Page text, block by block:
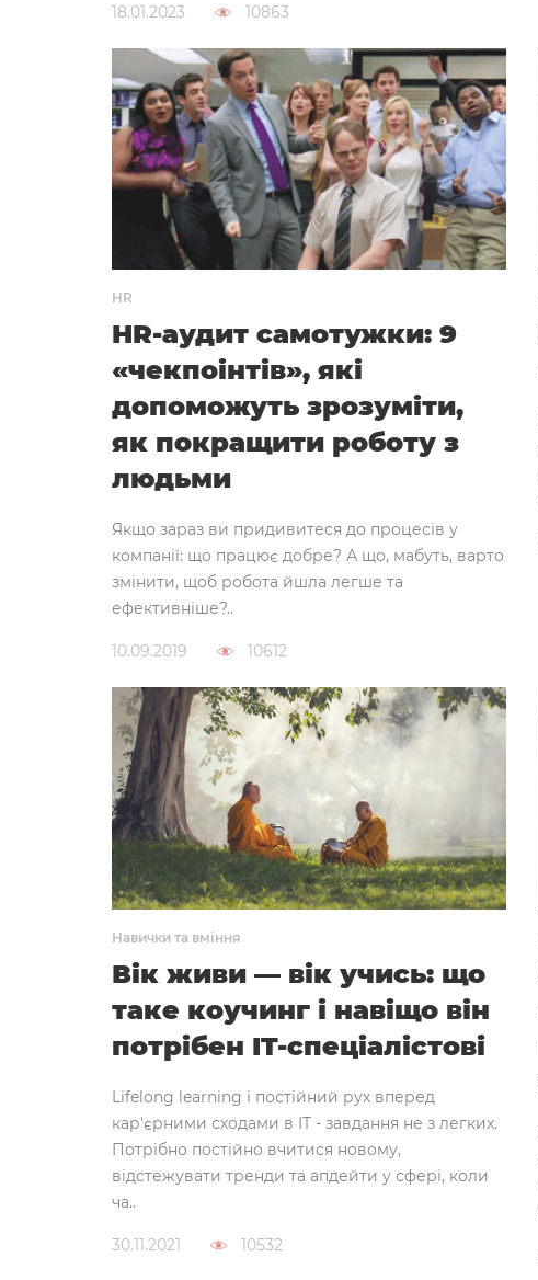
18.01.2023 10863
HR
HR-аудит самотужки: 9
«чекпоінтів», які
допоможуть зрозуміти,
як покращити роботу з
людьми
Якщо зараз ви придивитеся до процесів у
компанії: що працює добре? А що, мабуть, варто
змінити, щоб робота йшла легше та
ефективніше?..
10.09.2019 10612
Навички та вміння
Вік живи — вік учись: що
таке коучинг і навіщо він
потрібен IT-спеціалістові
Lifelong learning і постійний рух вперед
кар'єрними сходами в IT - завдання не з легких.
Потрібно постійно вчитися новому,
відстежувати тренди та апдейти у сфері, коли
ча..
30.11.2021 10532